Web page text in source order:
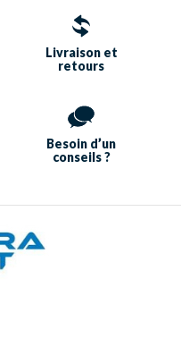
Livraison et
retours
Besoin d’un
conseils ?